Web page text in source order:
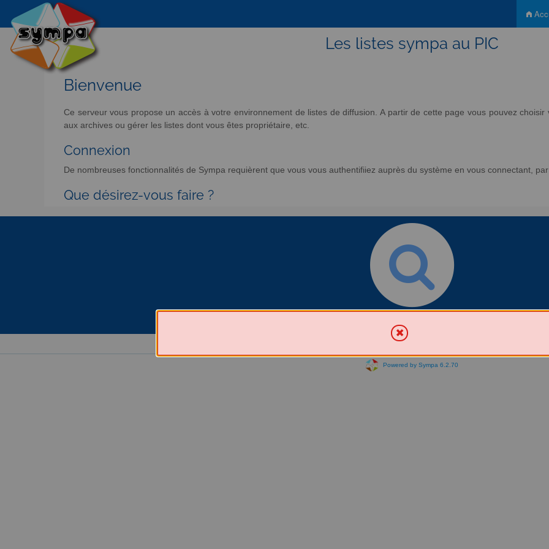
Les listes sympa au PIC
Bienvenue
Ce serveur vous propose un accès à votre environnement de listes de diffusion. A partir de cette page vous pouvez
aux archives ou gérer les listes dont vous êtes propriétaire, etc.
Connexion
De nombreuses fonctionnalités de Sympa requièrent que vous vous authentifiiez auprès du système en vous connectant,
Que désirez-vous faire ?
Powered by Sympa 6.2.70